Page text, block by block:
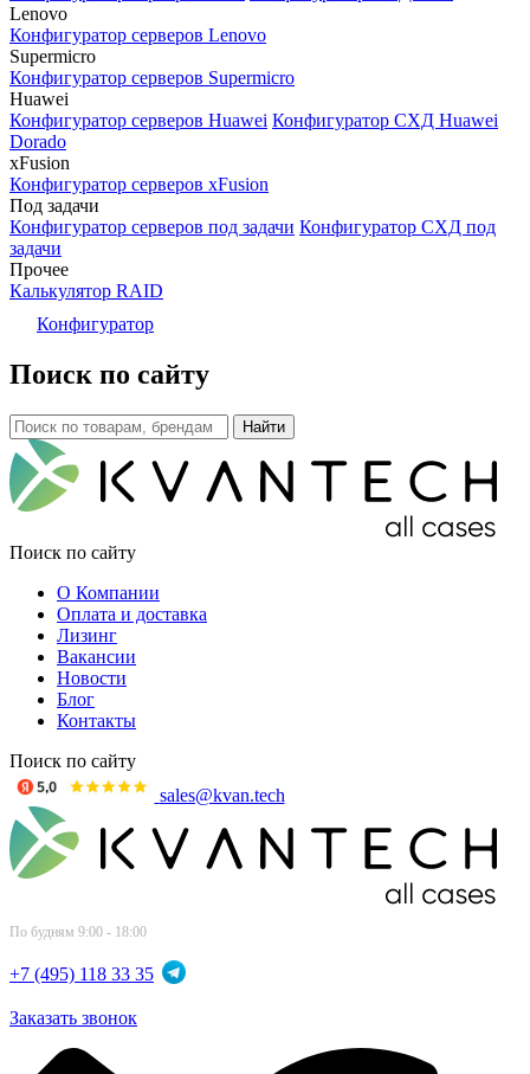
Lenovo
Конфигуратор серверов Lenovo
Supermicro
Конфигуратор серверов Supermicro
Huawei
Конфигуратор серверов Huawei Конфигуратор СХД Huawei
Dorado
xFusion
Конфигуратор серверов xFusion
Под задачи
Конфигуратор серверов под задачи Конфигуратор СХД под
задачи
Прочее
Калькулятор RAID
Конфигуратор
Поиск по сайту
Поиск по сайту
О Компании
Оплата и доставка
Лизинг
Вакансии
Новости
Блог
Контакты
Поиск по сайту
sales@kvan.tech
По будням 9:00 - 18:00
+7 (495) 118 33 35
Заказать звонок